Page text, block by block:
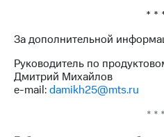
* *
За дополнительной
Руководитель по
Дмитрий Михайлов
e-mail:damikh25@mts.ru
* * *